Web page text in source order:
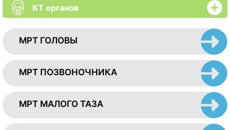
КТ органов
МРТ ГОЛОВЫ
МРТ ПОЗВОНОЧНИКА
МРТ МАЛОГО ТАЗА